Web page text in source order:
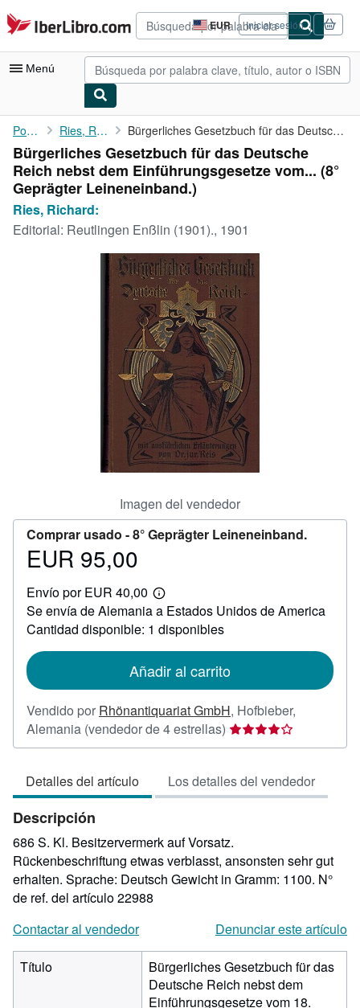
Pasar al contenido principal
IberLibro.com EUR
Preferencias
de
compra
del
Iniciar sesión
Menú
Mi cuenta
Consultar mis pedidos
Búsqueda avanzada
Colecciones
Arte y coleccionismo
CERRAR
Portada Ries, Richard: Bürgerliches Gesetzbuch für das Deutsche Reich nebst dem ...
Bürgerliches Gesetzbuch für das Deutsche
Reich nebst dem Einführungsgesetze vom... (8°
Geprägter Leineneinband.)
Ries, Richard:
Editorial: Reutlingen Enßlin (1901)., 1901
Imagen del vendedor
Comprar usado -8° Geprägter Leineneinband.
Precio
95,00
EUR 95,00
Envío por EUR 40,00
Más
información
sobre
las
envío
Se envía de Alemania a Estados Unidos de America
Cantidad disponible: 1 disponibles
Añadir al carrito
Vendido por Rhönantiquariat GmbH, Hofbieber,
Alemania (vendedor de 4 estrellas) Calificación
del
4
de
estrellas
Detalles del artículo Los detalles del vendedor
Descripción
686 S. Kl. Besitzervermerk auf Vorsatz.
Rückenbeschriftung etwas verblasst, ansonsten sehr gut
erhalten. Sprache: Deutsch Gewicht in Gramm: 1100. N°
de ref. del artículo 22988
Contactar al vendedor
Denunciar este artículo
Título
Bürgerliches Gesetzbuch für das
Deutsche Reich nebst dem
Einführungsgesetze vom 18.